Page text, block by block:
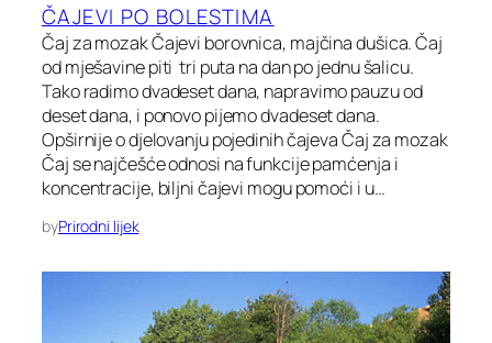
ČAJEVI PO BOLESTIMA
Čaj za mozak Čajevi borovnica, majčina dušica. Čaj
od mješavine piti tri puta na dan po jednu šalicu.
Tako radimo dvadeset dana, napravimo pauzu od
deset dana, i ponovo pijemo dvadeset dana.
Opširnije o djelovanju pojedinih čajeva Čaj za mozak
Čaj se najčešće odnosi na funkcije pamćenja i
koncentracije, biljni čajevi mogu pomoći i u…
byPrirodni lijek